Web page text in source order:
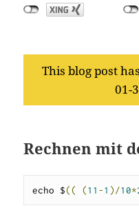
This blog post
01-
Rechnen mit
echo $(( (11 -1 )/10*